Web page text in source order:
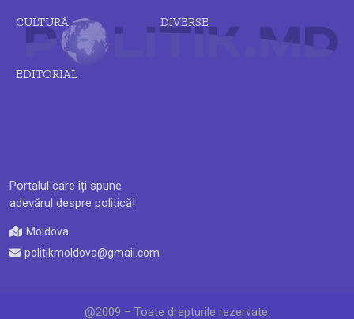
Portalul care îți spune
adevărul despre politică!
Moldova
politikmoldova@gmail.com
CULTURĂ DIVERSE
EDITORIAL
@2009 – Toate drepturile rezervate.